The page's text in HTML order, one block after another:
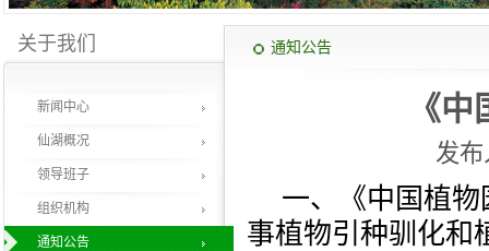
通知公告
《
发
一、《中国植
事植物引种驯化和
关于我们
新闻中心
仙湖概况
领导班子
组织机构
通知公告